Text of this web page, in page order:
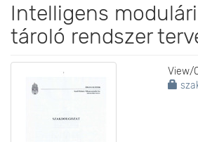
Intelligens
tároló rendszer
View/